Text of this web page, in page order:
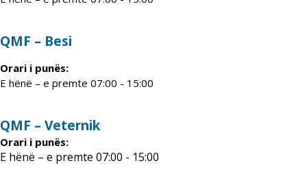
QMF – Besi
Orari i punës:
E hënë – e premte 07:00 - 15:00
QMF – Veternik
Orari i punës:
E hënë – e premte 07:00 - 15:00